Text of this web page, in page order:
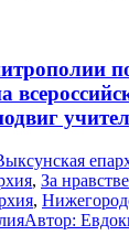
, За
,
Автор: